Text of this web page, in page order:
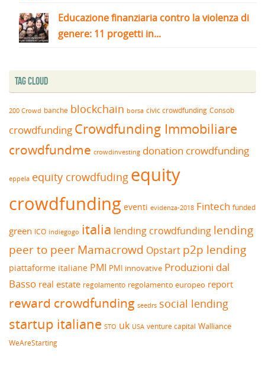
Educazione finanziaria contro la violenza di
genere: 11 progetti in...
Tag Cloud
200 Crowd banche blockchain borsa civic crowdfunding Consob
crowdfunding Crowdfunding Immobiliare
crowdfundme crowdinvesting donation crowdfunding
eppela equity crowdfuding equity
crowdfunding eventi evidenza-2018 Fintech funded
green ICO indiegogo italia lending crowdfunding lending
peer to peerMamacrowd Opstart p2p lending
piattaforme italiane PMI PMI innovative Produzioni dal
Basso real estate regolamento regolamento europeo report
reward crowdfunding seedrs social lending
startup italiane STO uk USA venture capital Walliance
WeAreStarting